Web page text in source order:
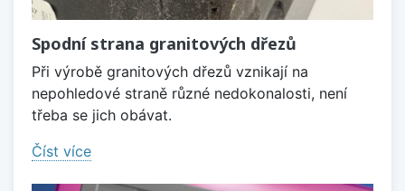
Spodní strana granitových dřezů
Při výrobě granitových dřezů vznikají na
nepohledové straně různé nedokonalosti, není
třeba se jich obávat.
Číst více